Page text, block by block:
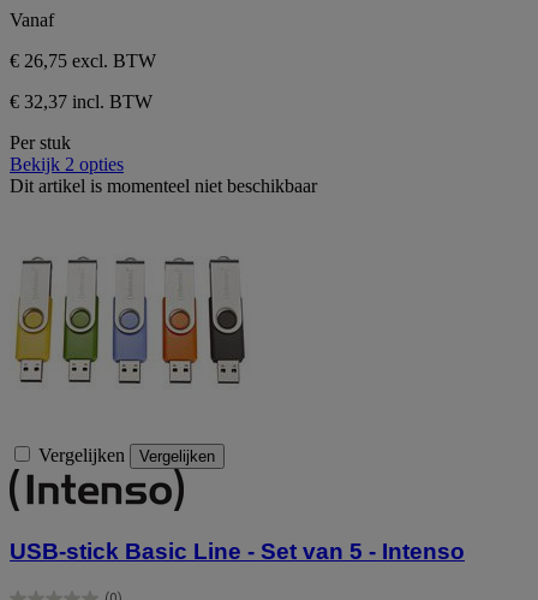
Vanaf
€ 26,75 excl. BTW
€ 32,37 incl. BTW
Per stuk
Bekijk 2 opties
Dit artikel is momenteel niet beschikbaar
Vergelijken Vergelijken
USB-stick Basic Line - Set van 5 - Intenso